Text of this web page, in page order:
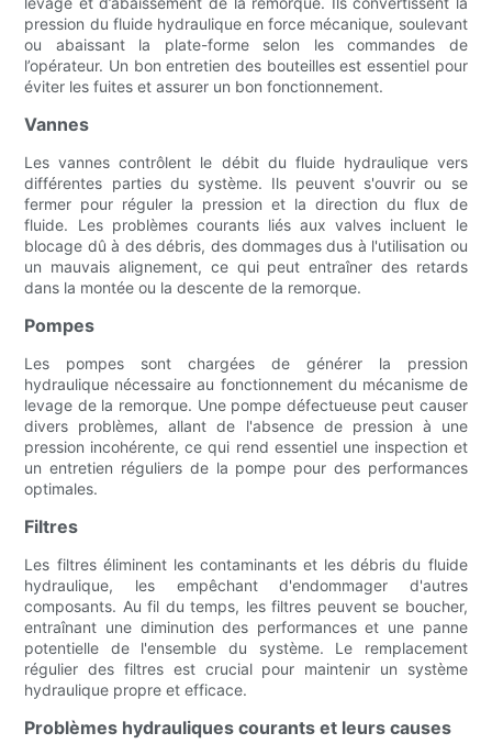
pression du fluide hydraulique en force mécanique, soulevant
ou abaissant la plate-forme selon les commandes de
l’opérateur. Un bon entretien des bouteilles est essentiel pour
éviter les fuites et assurer un bon fonctionnement.
Vannes
Les vannes contrôlent le débit du fluide hydraulique vers
différentes parties du système. Ils peuvent s'ouvrir ou se
fermer pour réguler la pression et la direction du flux de
fluide. Les problèmes courants liés aux valves incluent le
blocage dû à des débris, des dommages dus à l'utilisation ou
un mauvais alignement, ce qui peut entraîner des retards
dans la montée ou la descente de la remorque.
Pompes
Les pompes sont chargées de générer la pression
hydraulique nécessaire au fonctionnement du mécanisme de
levage de la remorque. Une pompe défectueuse peut causer
divers problèmes, allant de l'absence de pression à une
pression incohérente, ce qui rend essentiel une inspection et
un entretien réguliers de la pompe pour des performances
optimales.
Filtres
Les filtres éliminent les contaminants et les débris du fluide
hydraulique, les empêchant d'endommager d'autres
composants. Au fil du temps, les filtres peuvent se boucher,
entraînant une diminution des performances et une panne
potentielle de l'ensemble du système. Le remplacement
régulier des filtres est crucial pour maintenir un système
hydraulique propre et efficace.
Problèmes hydrauliques courants et leurs causes